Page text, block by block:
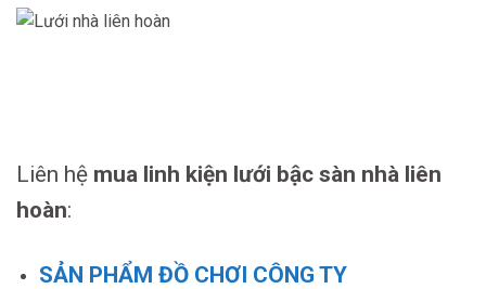
Liên hệ mua linh kiện lưới bậc sàn nhà liên
hoàn:
SẢN PHẨM ĐỒ CHƠI CÔNG TY